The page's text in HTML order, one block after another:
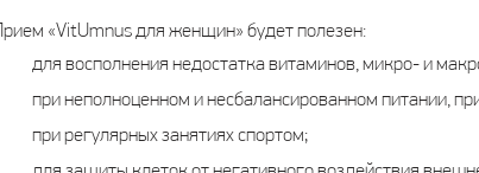
Прием «VitUmnus для женщин» будет полезен:
для восполнения недостатка витаминов, микро- и
при неполноценном и несбалансированном питании,
при регулярных занятиях спортом;